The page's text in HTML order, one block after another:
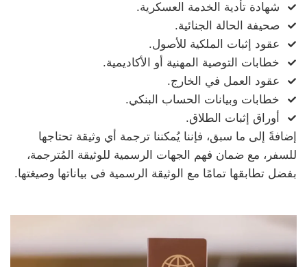
شهادة تأدية الخدمة العسكرية.
صحيفة الحالة الجنائية.
عقود إثبات الملكية للأصول.
خطابات التوصية المهنية أو الأكاديمية.
عقود العمل في الخارج.
خطابات وبيانات الحساب البنكي.
أوراق إثبات الطلاق.
إضافةً إلى ما سبق، فإننا يُمكننا ترجمة أي وثيقة تحتاجها
للسفر، مع ضمان فهم الجهات الرسمية للوثيقة المُترجمة،
بفضل تطابقها تمامًا مع الوثيقة الرسمية فى بياناتها وصيغتها.